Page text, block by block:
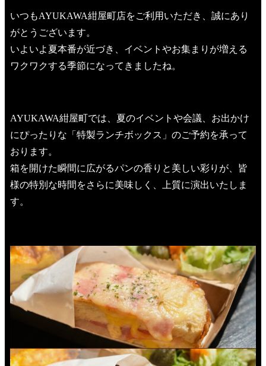
いつもAYUKAWA紺屋町店をご利用いただき、誠にあり
がとうございます。
いよいよ夏本番が近づき、イベントやお集まりが増える
ワクワクする季節になってきましたね。
AYUKAWA紺屋町では、夏のイベントや会議、お出かけ
にぴったりな「特製ランチボックス」のご予約を承って
おります。
箱を開けた瞬間に広がるパンの香りと美しい彩りが、皆
様の特別な時間をさらに美味しく、上質に演出いたしま
す。